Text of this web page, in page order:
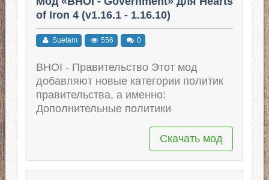
of Iron 4 (v1.16.1 - 1.16.10)
Suetam 556 0
BHOI - Правительство Этот мод
добавляют новые категории политик
правительства, а именно:
Дополнительные политики
Скачать мод